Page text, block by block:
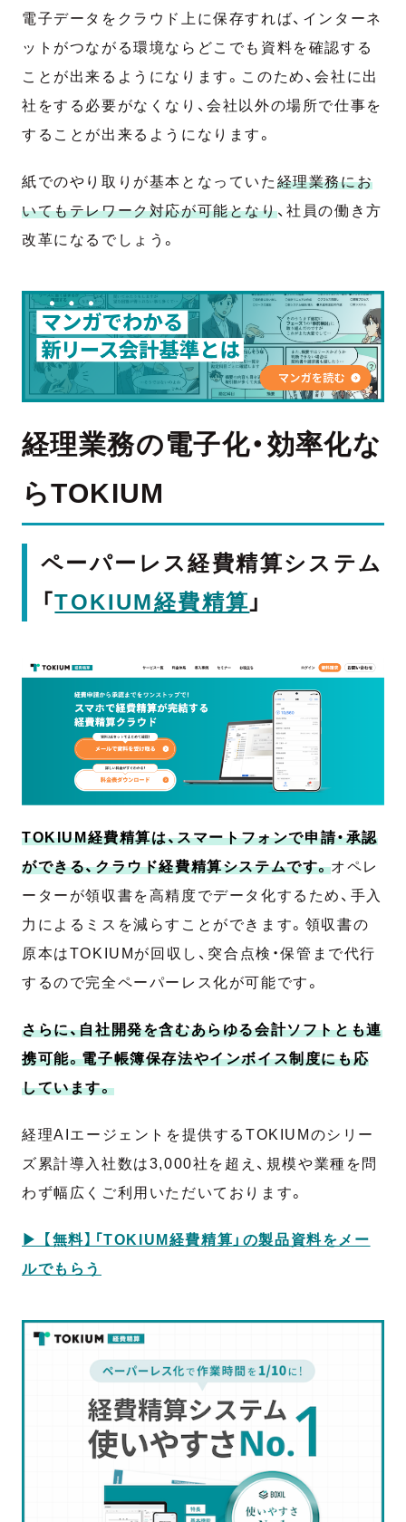
電子データをクラウド上に保存すれば、インターネ
ットがつながる環境ならどこでも資料を確認する
ことが出来るようになります。このため、会社に出
社をする必要がなくなり、会社以外の場所で仕事を
することが出来るようになります。
紙でのやり取りが基本となっていた 経理業務にお
いてもテレワーク対応が可能となり、社員の働き方
改革になるでしょう。
経理業務の電子化・効率化な
らTOKIUM
ペーパーレス経費精算システム
「TOKIUM経費精算 」
TOKIUM経費精算は、スマートフォンで申請・承認
ができる、クラウド経費精算システムです。オペレ
ーターが領収書を高精度でデータ化するため、手入
力によるミスを減らすことができます。領収書の
原本はTOKIUMが回収し、突合点検・保管まで代行
するので完全ペーパーレス化が可能です。
さらに、自社開発を含むあらゆる会計ソフトとも連
携可能。電子帳簿保存法やインボイス制度にも応
しています。
経理AIエージェントを提供するTOKIUMのシリー
ズ累計導入社数は3,000社を超え、規模や業種を問
わず幅広くご利用いただいております。
▶︎ 【無料】「TOKIUM経費精算」の製品資料をメー
ルでもらう